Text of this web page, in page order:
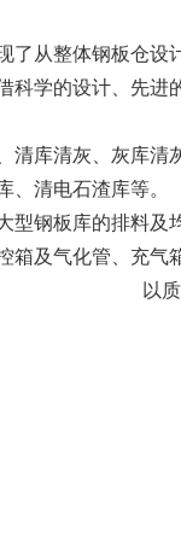
从整体钢板仓设
科学的设计、先
清库清灰、灰库清
、清电石渣库等。
钢板库的排料及
及气化管、充气
以质量求